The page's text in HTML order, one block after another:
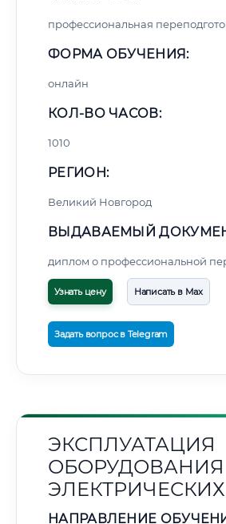
профессиональная
ФОРМА ОБУЧЕНИЯ:
онлайн
КОЛ-ВО ЧАСОВ:
1010
РЕГИОН:
Великий Новгород
ВЫДАВАЕМЫЙ
диплом о профессиональной
Узнать цену Написать в Max
Задать вопрос в Telegram
ЭКСПЛУАТАЦИЯ
ОБОРУДОВАНИЯ
НАПРАВЛЕНИЕ